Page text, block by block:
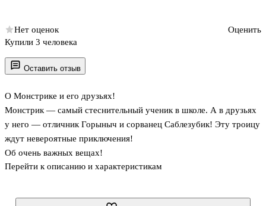
Оставить отзыв
О Монстрике и его друзьях!
Монстрик — самый стеснительный ученик в школе. А в друзьях
у него — отличник Горыныч и сорванец Саблезубик! Эту троицу
ждут невероятные приключения!
Об очень важных вещах!
Например, о том, как провести самое настоящее детективное
Перейти к описанию и характеристикам
Нет оценок
Оценить
Купили 3 человека